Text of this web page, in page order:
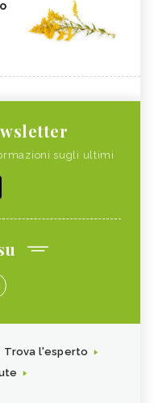
sugli ultimi
Trova l'esperto